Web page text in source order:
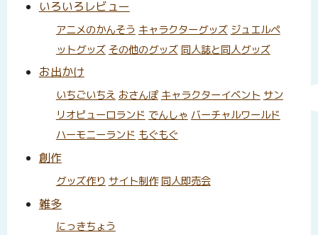
いろいろレビュー
アニメのかんそう キャラクターグッズ ジュエルペ
ットグッズ その他のグッズ 同人誌と同人グッズ
お出かけ
いちごいちえ おさんぽ キャラクターイベント サン
リオピューロランド でんしゃ バーチャルワールド
ハーモニーランド もぐもぐ
創作
グッズ作り サイト制作 同人即売会
雑多
にっきちょう